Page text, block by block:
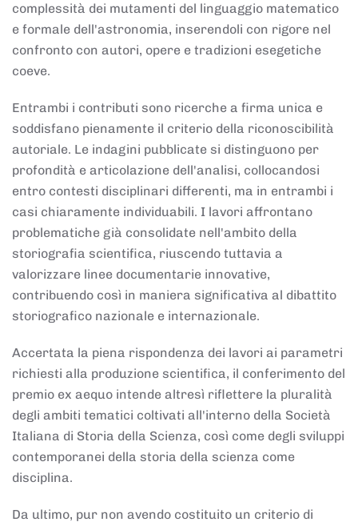
complessità dei mutamenti del linguaggio matematico
e formale dell'astronomia, inserendoli con rigore nel
confronto con autori, opere e tradizioni esegetiche
coeve.
Entrambi i contributi sono ricerche a firma unica e
soddisfano pienamente il criterio della riconoscibilità
autoriale. Le indagini pubblicate si distinguono per
profondità e articolazione dell'analisi, collocandosi
entro contesti disciplinari differenti, ma in entrambi i
casi chiaramente individuabili. I lavori affrontano
problematiche già consolidate nell'ambito della
storiografia scientifica, riuscendo tuttavia a
valorizzare linee documentarie innovative,
contribuendo così in maniera significativa al dibattito
storiografico nazionale e internazionale.
Accertata la piena rispondenza dei lavori ai parametri
richiesti alla produzione scientifica, il conferimento del
premio ex aequo intende altresì riflettere la pluralità
degli ambiti tematici coltivati all'interno della Società
Italiana di Storia della Scienza, così come degli sviluppi
contemporanei della storia della scienza come
disciplina.
Da ultimo, pur non avendo costituito un criterio di